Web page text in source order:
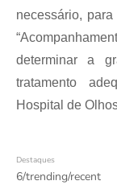
necessário,
determinar a
tratamento
Hospital de
Destaques
6/trending/recent